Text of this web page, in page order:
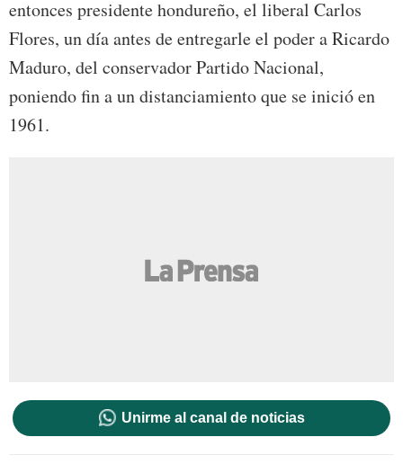
entonces presidente hondureño, el liberal Carlos
Flores, un día antes de entregarle el poder a Ricardo
Maduro, del conservador Partido Nacional,
poniendo fin a un distanciamiento que se inició en
1961.
Unirme al canal de noticias